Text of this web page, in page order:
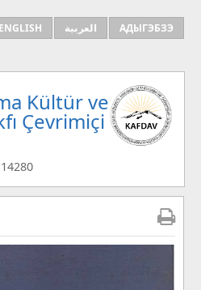
ENGLISH العربية
АДЫГЭБЗЭ
Kültür ve
Çevrimiçi